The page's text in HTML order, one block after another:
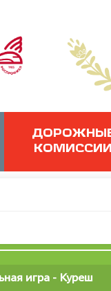
КОМИССИИ
игра - Куреш